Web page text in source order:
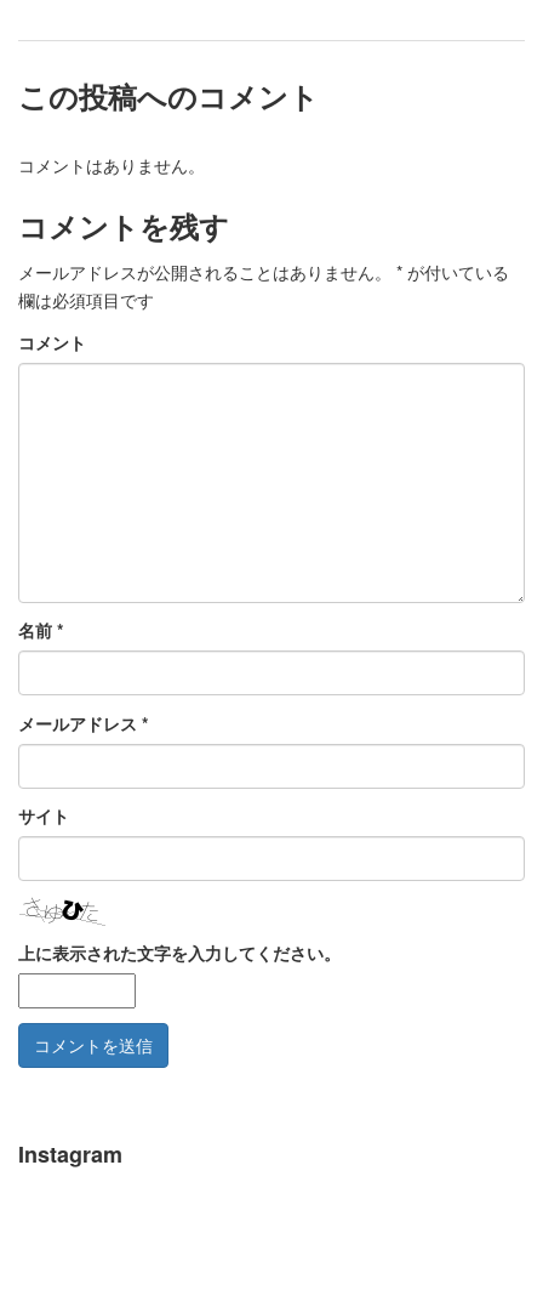
この投稿へのコメント
コメントはありません。
コメントを残す
メールアドレスが公開されることはありません。 * が付いている
欄は必須項目です
コメント
名前 *
メールアドレス *
サイト
上に表示された文字を入力してください。
Instagram